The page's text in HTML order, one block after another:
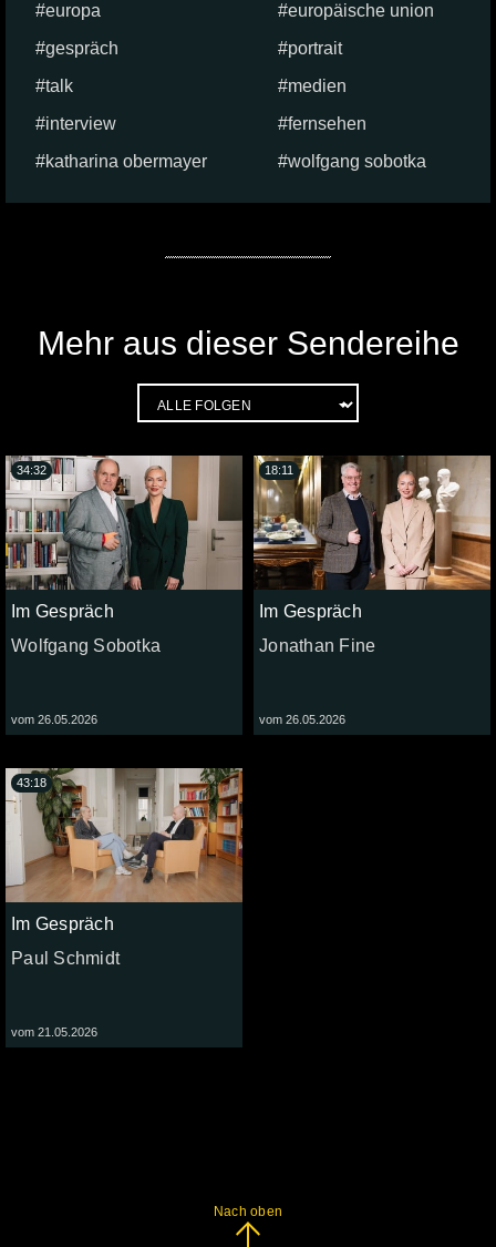
europa
europäische union
gespräch
portrait
talk
medien
interview
fernsehen
katharina obermayer
wolfgang sobotka
Mehr aus dieser Sendereihe
Im Gespräch
Wolfgang Sobotka
vom 26.05.2026
34:32
Im Gespräch
Jonathan Fine
vom 26.05.2026
18:11
Im Gespräch
Paul Schmidt
vom 21.05.2026
43:18
Nach oben